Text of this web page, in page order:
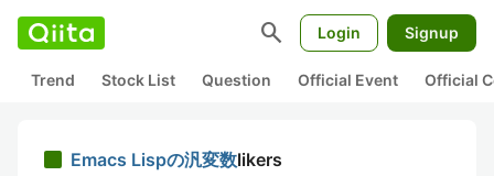
search Login Signup
Trend Stock List Question Official Event Official
Emacs Lispの汎変数likers